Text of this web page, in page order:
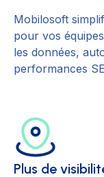
Mobilosoft
pour vos
les données,
performances
Plus de